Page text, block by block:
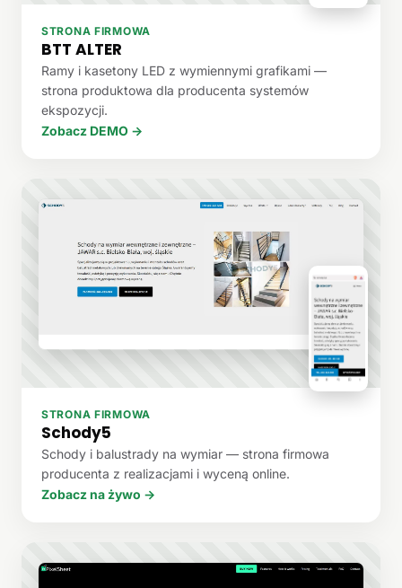
STRONA FIRMOWA
BTT ALTER
Ramy i kasetony LED z wymiennymi grafikami —
strona produktowa dla producenta systemów
ekspozycji.
Zobacz DEMO →
STRONA FIRMOWA
Schody5
Schody i balustrady na wymiar — strona firmowa
producenta z realizacjami i wyceną online.
Zobacz na żywo →